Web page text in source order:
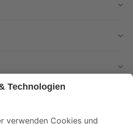
und Aktionen mehr verpassen!